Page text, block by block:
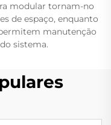
modular tornam-no
de espaço, enquanto
manutenção
sistema.